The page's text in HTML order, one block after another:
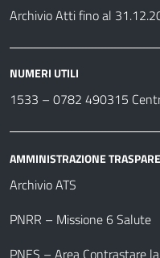
Archivio Atti fino al
NUMERI UTILI
1533 – 0782 490315
AMMINISTRAZIONE
Archivio ATS
PNRR – Missione 6 Salute
PNES – Area Contrastare